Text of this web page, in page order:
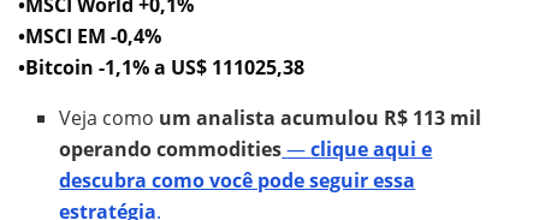
•MSCI EM -0,4%
•Bitcoin -1,1% a US$ 111025,38
Veja como um analista acumulou R$ 113 mil
operando commodities—clique aqui e
descubra como você pode seguir essa
estratégia.